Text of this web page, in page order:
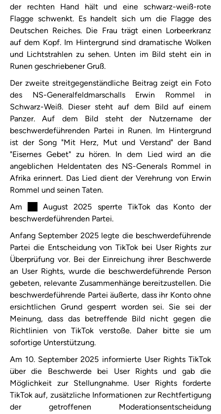
der rechten Hand hält und eine schwarz-weiß-rote
Flagge schwenkt. Es handelt sich um die Flagge des
Deutschen Reiches. Die Frau trägt einen Lorbeerkranz
auf dem Kopf. Im Hintergrund sind dramatische Wolken
und Lichtstrahlen zu sehen. Unten im Bild steht ein in
Runen geschriebener Gruß.
Der zweite streitgegenständliche Beitrag zeigt ein Foto
des NS-Generalfeldmarschalls Erwin Rommel in
Schwarz-Weiß. Dieser steht auf dem Bild auf einem
Panzer. Auf dem Bild steht der Nutzername der
beschwerdeführenden Partei in Runen. Im Hintergrund
ist der Song "Mit Herz, Mut und Verstand" der Band
"Eisernes Gebet" zu hören. In dem Lied wird an die
angeblichen Heldentaten des NS-Generals Rommel in
Afrika erinnert. Das Lied dient der Verehrung von Erwin
Rommel und seinen Taten.
Am ​
August 2025​ sperrte TikTok das Konto der
beschwerdeführenden Partei.
Anfang September 2025 legte die beschwerdeführende
Partei die Entscheidung von TikTok bei User Rights zur
Überprüfung vor. Bei der Einreichung ihrer Beschwerde
an User Rights, wurde die beschwerdeführende Person
gebeten, relevante Zusammenhänge bereitzustellen. Die
beschwerdeführende Partei äußerte, dass ihr Konto ohne
ersichtlichen Grund gesperrt worden sei. Sie sei der
Meinung, dass das betreffende Bild nicht gegen die
Richtlinien von TikTok verstoße. Daher bitte sie um
sofortige Unterstützung.
Am 10. September 2025 informierte User Rights TikTok
über die Beschwerde bei User Rights und gab die
Möglichkeit zur Stellungnahme. User Rights forderte
TikTok auf, zusätzliche Informationen zur Rechtfertigung
der getroffenen Moderationsentscheidung